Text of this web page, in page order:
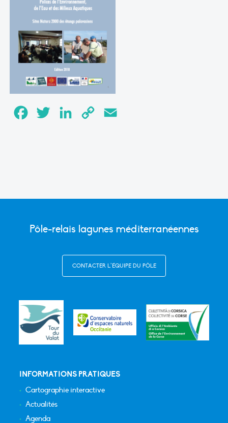
FacebookTwitter LinkedInCopy
Pôle-relais lagunes méditerranéennes
CONTACTER L’ÉQUIPE DU PÔLE
INFORMATIONS PRATIQUES
Cartographie interactive
Actualités
Agenda